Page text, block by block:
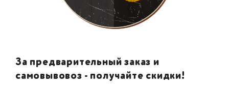
За предварительный заказ и
самовывовоз - получайте скидки!